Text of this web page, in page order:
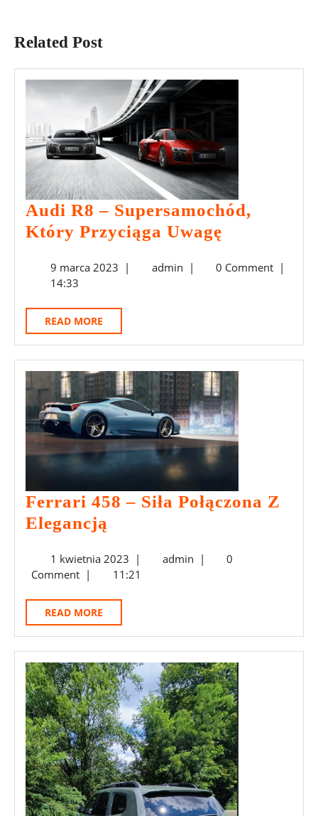
Related Post
Audi R8 – Supersamochód,
Który Przyciąga Uwagę
–
Uwagę
9 marca 20239 | adminadmin
| 0 Comment |
14:33
READ MORE
MORE
Ferrari 458 – Siła Połączona Z
Elegancją
–
Z
Elegancją
1 kwietnia 20231
kwietnia
| adminadmin
|
0
Comment | 11:21
READ MORE
MORE